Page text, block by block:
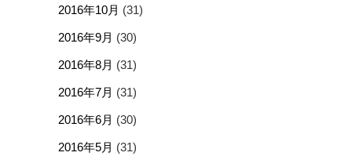
2016年10月 (31)
2016年9月 (30)
2016年8月 (31)
2016年7月 (31)
2016年6月 (30)
2016年5月 (31)